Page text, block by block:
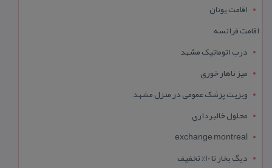
اقامت یونان
اقامت فرانسه
درب اتوماتیک مشهد
میز ناهار خوری
ویزیت پزشک عمومی در منزل مشهد
محلول خالبرداری
exchange montreal
دیگ بخار تا 10% تخفیف